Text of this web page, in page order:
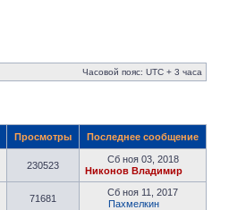
Часовой пояс: UTC + 3 часа
Просмотры Последнее сообщение
230523
Сб ноя 03, 2018
Никонов Владимир
71681
Сб ноя 11, 2017
Пахмелкин